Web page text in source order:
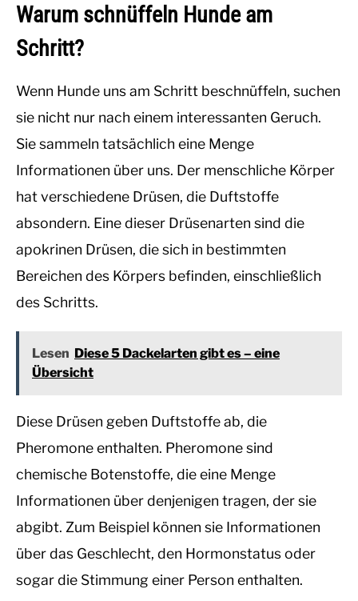
Warum schnüffeln Hunde am
Schritt?
Wenn Hunde uns am Schritt beschnüffeln, suchen
sie nicht nur nach einem interessanten Geruch.
Sie sammeln tatsächlich eine Menge
Informationen über uns. Der menschliche Körper
hat verschiedene Drüsen, die Duftstoffe
absondern. Eine dieser Drüsenarten sind die
apokrinen Drüsen, die sich in bestimmten
Bereichen des Körpers befinden, einschließlich
des Schritts.
Lesen Diese 5 Dackelarten gibt es – eine
Übersicht
Diese Drüsen geben Duftstoffe ab, die
Pheromone enthalten. Pheromone sind
chemische Botenstoffe, die eine Menge
Informationen über denjenigen tragen, der sie
abgibt. Zum Beispiel können sie Informationen
über das Geschlecht, den Hormonstatus oder
sogar die Stimmung einer Person enthalten.